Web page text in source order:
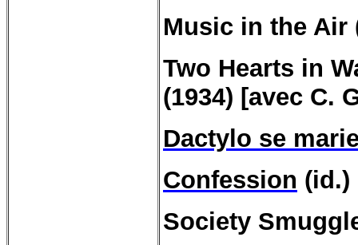
Music in the Air
Two Hearts in
(1934) [avec C.
Dactylo se
Confession (id.)
Society